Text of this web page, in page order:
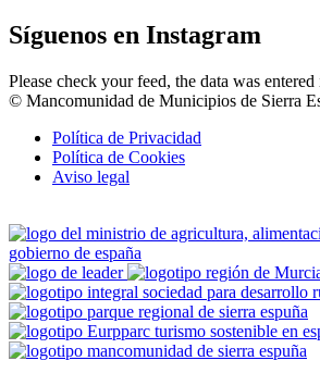
Síguenos en Instagram
Please check your feed, the data was
© Mancomunidad de Municipios de Sierra
Política de Privacidad
Política de Cookies
Aviso legal